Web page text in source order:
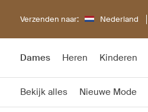
Verzenden naar: Nederland
Dames Heren Kinderen
Bekijk alles Nieuwe Mode